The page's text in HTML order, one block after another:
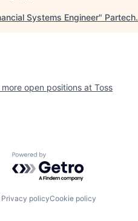
Systems Engineer" Partech.
more open positions at Toss
Powered by Getro.com
Privacy policyCookie policy